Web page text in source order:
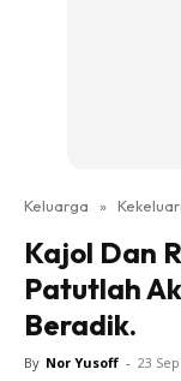
Keluarga »
Kajol Dan
Patutlah
Beradik.
By Nor Yusoff - 23